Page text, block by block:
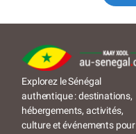
Explorez le Sénégal
authentique : destinations,
hébergements, activités,
culture et événements pour